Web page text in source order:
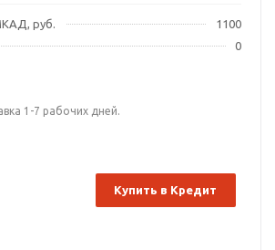
руб.
1100
0
1-7 рабочих дней.
Купить в Кредит